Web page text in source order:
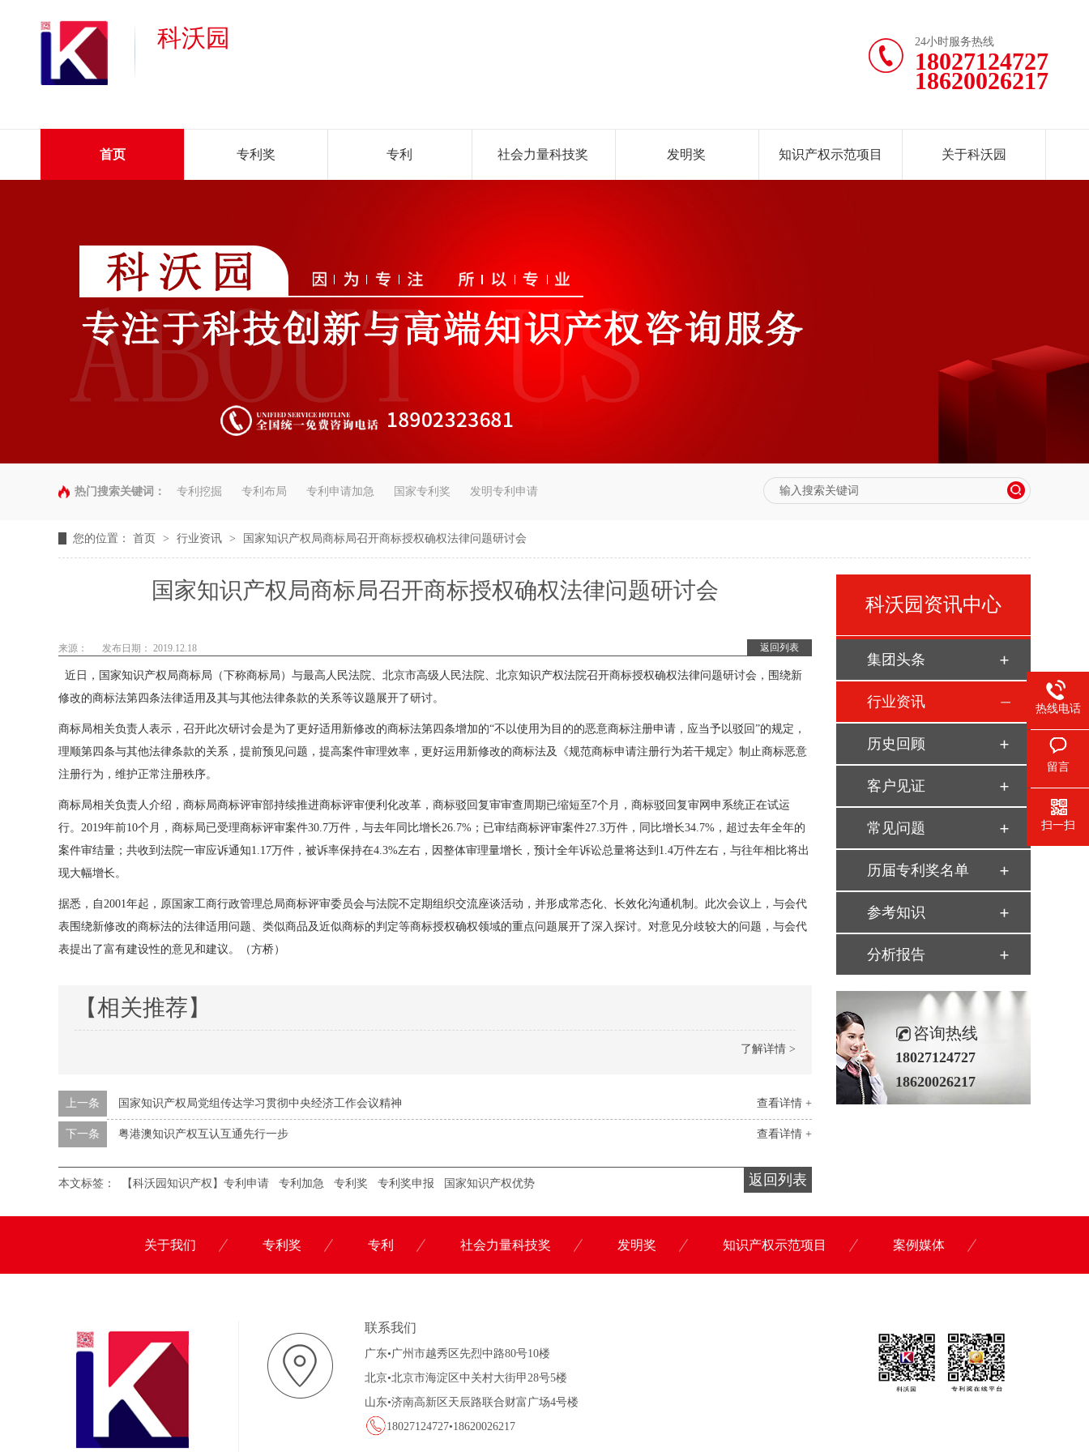
24小时服务热线
18027124727
18620026217
科沃园
首页 专利奖 专利 社会力量科技奖 发明奖 知识产权示范项目 关于科沃园
热门搜索关键词： 专利挖掘 专利布局 专利申请加急 国家专利奖 发明专利申请
您的位置： 首页 > 行业资讯 > 国家知识产权局商标局召开商标授权确权法律问题研讨会
国家知识产权局商标局召开商标授权确权法律问题研讨会
返回列表
来源： 发布日期： 2019.12.18
近日，国家知识产权局商标局（下称商标局）与最高人民法院、北京市高级人民法院、北京知识产权法院召开商标授权确权法律问题研讨会，围绕新
修改的商标法第四条法律适用及其与其他法律条款的关系等议题展开了研讨。
商标局相关负责人表示，召开此次研讨会是为了更好适用新修改的商标法第四条增加的“不以使用为目的的恶意商标注册申请，应当予以驳回”的规定，
理顺第四条与其他法律条款的关系，提前预见问题，提高案件审理效率，更好运用新修改的商标法及《规范商标申请注册行为若干规定》制止商标恶意
注册行为，维护正常注册秩序。
商标局相关负责人介绍，商标局商标评审部持续推进商标评审便利化改革，商标驳回复审审查周期已缩短至7个月，商标驳回复审网申系统正在试运
行。2019年前10个月，商标局已受理商标评审案件30.7万件，与去年同比增长26.7%；已审结商标评审案件27.3万件，同比增长34.7%，超过去年全年的
案件审结量；共收到法院一审应诉通知1.17万件，被诉率保持在4.3%左右，因整体审理量增长，预计全年诉讼总量将达到1.4万件左右，与往年相比将出
现大幅增长。
据悉，自2001年起，原国家工商行政管理总局商标评审委员会与法院不定期组织交流座谈活动，并形成常态化、长效化沟通机制。此次会议上，与会代
表围绕新修改的商标法的法律适用问题、类似商品及近似商标的判定等商标授权确权领域的重点问题展开了深入探讨。对意见分歧较大的问题，与会代
表提出了富有建设性的意见和建议。（方桥）
【相关推荐】
了解详情 >
查看详情 +
上一条 国家知识产权局党组传达学习贯彻中央经济工作会议精神
查看详情 +
下一条 粤港澳知识产权互认互通先行一步
返回列表
本文标签： 【科沃园知识产权】专利申请 专利加急 专利奖 专利奖申报 国家知识产权优势
科沃园资讯中心
集团头条
行业资讯
历史回顾
客户见证
常见问题
历届专利奖名单
参考知识
分析报告
咨询热线
18027124727
18620026217
关于我们 专利奖 专利 社会力量科技奖 发明奖 知识产权示范项目 案例媒体
联系我们
广东•广州市越秀区先烈中路80号10楼
北京•北京市海淀区中关村大街甲28号5楼
山东•济南高新区天辰路联合财富广场4号楼
18027124727•18620026217
热线电话
留言
扫一扫